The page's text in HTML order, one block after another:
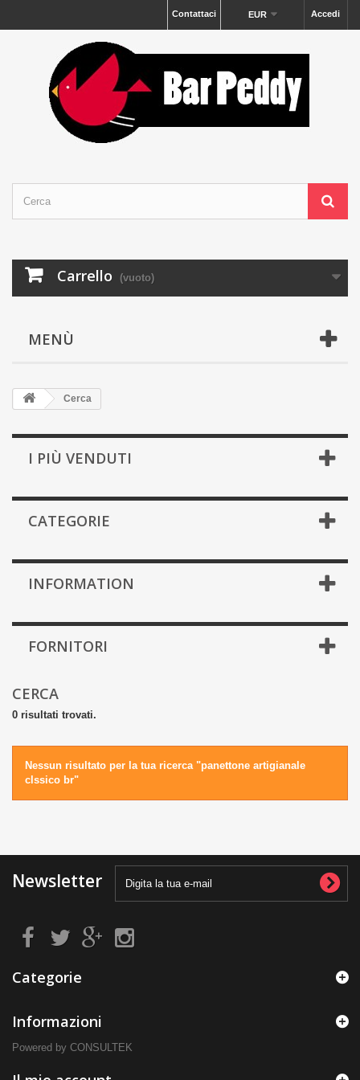
Accedi
EUR
Contattaci
Carrello (vuoto)
MENÙ
Cerca
I PIÙ VENDUTI
CATEGORIE
INFORMATION
FORNITORI
CERCA
0 risultati trovati.
Nessun risultato per la tua ricerca "panettone artigianale
clssico br"
Newsletter
Categorie
Informazioni
Powered by CONSULTEK